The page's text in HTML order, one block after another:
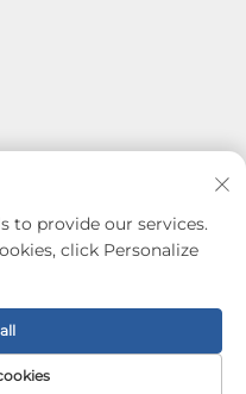
Yorklon Wallcoverings
-
to provide our services.
click Personalize